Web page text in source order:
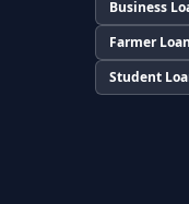
Business
Farmer Loan
Student